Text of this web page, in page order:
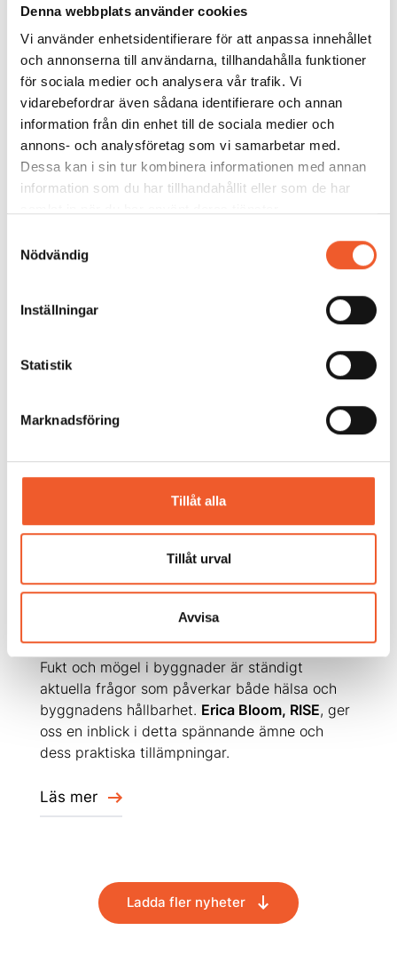
Denna webbplats använder cookies
Vi använder enhetsidentifierare för att anpassa innehållet
och annonserna till användarna, tillhandahålla funktioner
för sociala medier och analysera vår trafik. Vi
vidarebefordrar även sådana identifierare och annan
information från din enhet till de sociala medier och
annons- och analysföretag som vi samarbetar med.
Dessa kan i sin tur kombinera informationen med annan
information som du har tillhandahållit eller som de har
Nödvändig
Inställningar
Statistik
Marknadsföring
Tillåt alla
Tillåt urval
Avvisa
Miljö & Byggnation 2025-03-10
Att förstå inomhusmiljöproblem kräver mer
än mätvärden
Läs vår intervju medPeter Brander, Boverket
Peter är med och talar på konferensen
Inomhusmiljö 2025den 22 maj.
2025-03-10
Fukt och mögel i byggnader är ständigt
aktuella frågor som påverkar både hälsa och
byggnadens hållbarhet. Erica Bloom, RISE, ger
oss en inblick i detta spännande ämne och
dess praktiska tillämpningar.
Läs mer
Ladda fler nyheter